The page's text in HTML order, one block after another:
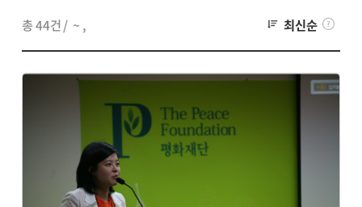
총 44건/ ~ , 최신순